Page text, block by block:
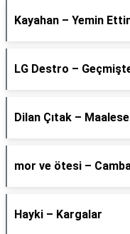
Kayahan – Yemin
LG Destro –
Dilan Çıtak –
​mor ve ötesi –
Hayki – Kargalar